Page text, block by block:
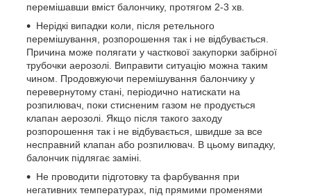
перемішавши вміст балончику, протягом 2-3 хв.
Нерідкі випадки коли, після ретельного
перемішування, розпорошення так і не відбувається.
Причина може полягати у часткової закупорки забірної
трубочки аерозолі. Виправити ситуацію можна таким
чином. Продовжуючи перемішування балончику у
перевернутому стані, періодично натискати на
розпилювач, поки стисненим газом не продується
клапан аерозолі. Якщо після такого заходу
розпорошення так і не відбувається, швидше за все
несправний клапан або розпилювач. В цьому випадку,
балончик підлягає заміні.
Не проводити підготовку та фарбування при
негативних температурах, під прямими променями